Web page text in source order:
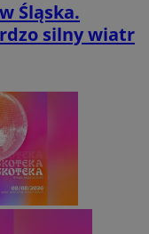
Śląska.
silny wiatr